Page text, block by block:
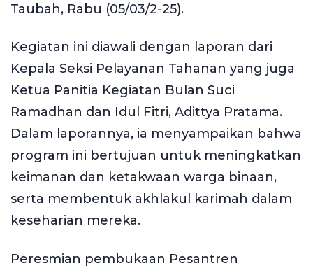
Taubah, Rabu (05/03/2-25).
Kegiatan ini diawali dengan laporan dari
Kepala Seksi Pelayanan Tahanan yang juga
Ketua Panitia Kegiatan Bulan Suci
Ramadhan dan Idul Fitri, Adittya Pratama.
Dalam laporannya, ia menyampaikan bahwa
program ini bertujuan untuk meningkatkan
keimanan dan ketakwaan warga binaan,
serta membentuk akhlakul karimah dalam
keseharian mereka.
Peresmian pembukaan Pesantren